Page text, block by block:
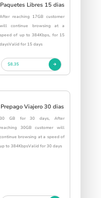
Paquetes Libres 15 dias
After reaching 17GB customer
will continue browsing at a
speed of up to 384Kbps, for 15
daysValid for 15 days
$8.35
Prepago Viajero 30 dias
30 GB for 30 days, After
reaching 30GB customer will
continue browsing at a speed of
up to 384KbpsValid for 30 days